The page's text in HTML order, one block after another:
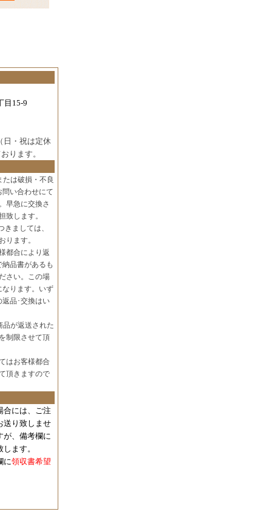
15-9
日・祝は定休
ります。
は破損・不良
い合わせにて
早急に交換さ
致します。
ましては、
ります。
都合により返
品書があるも
さい。この場
なります。いず
品･交換はい
品が返送された
制限させて頂
はお客様都合
頂きますので
には、
ご注
送り致しませ
が、備考欄に
ます。
に領収書希望